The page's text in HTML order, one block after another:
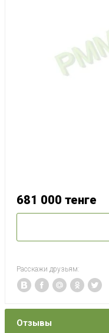
681 000 тенге
Расскажи друзьям:
Отзывы